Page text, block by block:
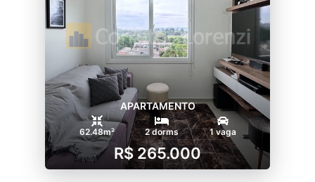
APARTAMENTO
62.48m² 2 dorms 1 vaga
R$ 265.000